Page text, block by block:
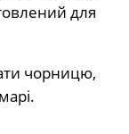
для
чорницю,